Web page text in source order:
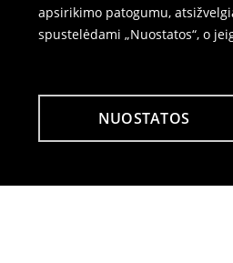
apsirikimo patogumu,
spustelėdami „Nuostatos“, o
NUOSTATOS